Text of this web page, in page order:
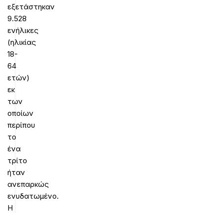
εξετάστηκαν
9.528
ενήλικες
(ηλικίας
18-
64
ετών)
εκ
των
οποίων
περίπου
το
ένα
τρίτο
ήταν
ανεπαρκώς
ενυδατωμένο.
Η